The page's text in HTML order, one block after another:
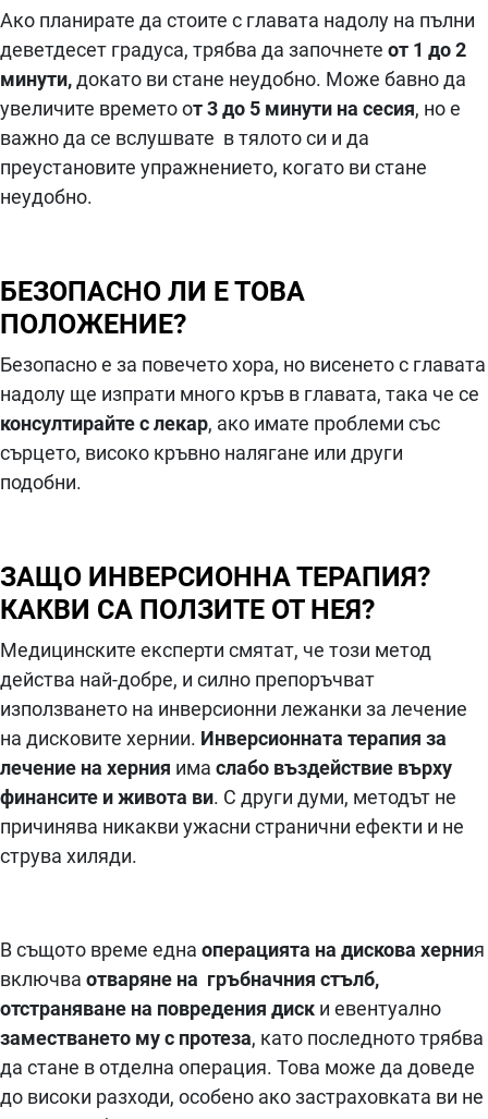
Ако планирате да стоите с главата надолу на пълни
деветдесет градуса, трябва да започнете от 1 до 2
минути,докато ви стане неудобно. Може бавно да
увеличите времето от 3 до 5 минути на сесия, но е
важно да се вслушвате в тялото си и да
преустановите упражнението, когато ви стане
неудобно.
БЕЗОПАСНО ЛИ Е ТОВА
ПОЛОЖЕНИЕ?
Безопасно е за повечето хора, но висенето с главата
надолу ще изпрати много кръв в главата, така че се
консултирайте с лекар, ако имате проблеми със
сърцето, високо кръвно налягане или други
подобни.
ЗАЩО ИНВЕРСИОННА ТЕРАПИЯ?
КАКВИ СА ПОЛЗИТЕ ОТ НЕЯ?
Медицинските експерти смятат, че този метод
действа най-добре, и силно препоръчват
използването на инверсионни лежанки за лечение
на дисковите хернии. Инверсионната терапия за
лечение на херния има слабо въздействие върху
финансите и живота ви. С други думи, методът не
причинява никакви ужасни странични ефекти и не
струва хиляди.
В същото време една операцията на дискова херния
включва отваряне на гръбначния стълб,
отстраняване на повредения диск и евентуално
заместването му с протеза, като последното трябва
да стане в отделна операция. Това може да доведе
до високи разходи, особено ако застраховката ви не